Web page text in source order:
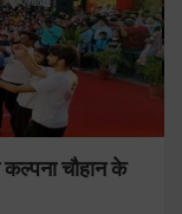
कल्पना चौहान के